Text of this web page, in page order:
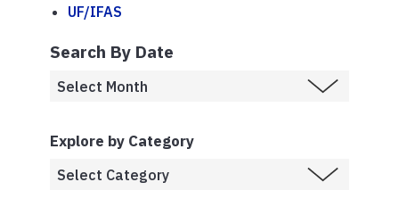
UF/IFAS
Search By Date
Explore by Category